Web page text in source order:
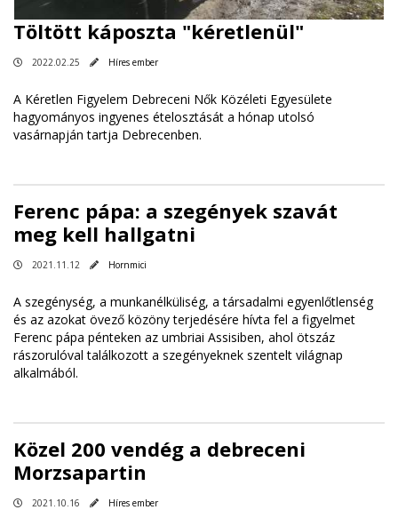
Töltött káposzta "kéretlenül"
2022.02.25 Híres ember
A Kéretlen Figyelem Debreceni Nők Közéleti Egyesülete
hagyományos ingyenes ételosztását a hónap utolsó
vasárnapján tartja Debrecenben.
Ferenc pápa: a szegények szavát
meg kell hallgatni
2021.11.12 Hornmici
A szegénység, a munkanélküliség, a társadalmi egyenlőtlenség
és az azokat övező közöny terjedésére hívta fel a figyelmet
Ferenc pápa pénteken az umbriai Assisiben, ahol ötszáz
rászorulóval találkozott a szegényeknek szentelt világnap
alkalmából.
Közel 200 vendég a debreceni
Morzsapartin
2021.10.16 Híres ember